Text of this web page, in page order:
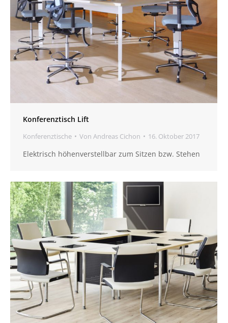
Konferenztisch Lift
Konferenztische Von Andreas Cichon 16. Oktober 2017
Elektrisch höhenverstellbar zum Sitzen bzw. Stehen